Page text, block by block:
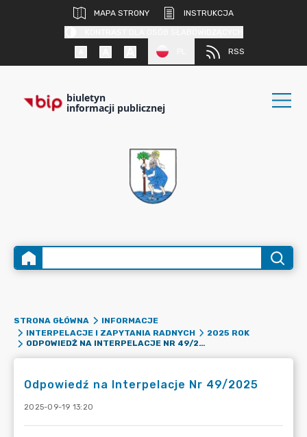
MAPA STRONY
INSTRUKCJA
RSS
biuletyn
informacji publicznej
STRONA GŁÓWNA
INFORMACJE
INTERPELACJE I ZAPYTANIA RADNYCH
2025 ROK
ODPOWIEDŹ NA INTERPELACJE NR 49/2025
Odpowiedź na Interpelacje Nr 49/2025
2025-09-19 13:20